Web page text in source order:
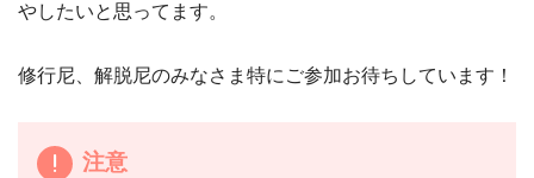
やしたいと思ってます。
修行尼、解脱尼のみなさま特にご参加お待ちしています！
注意